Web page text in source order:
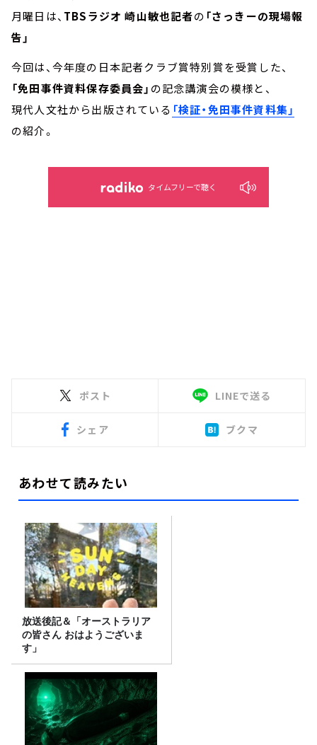
月曜日は、 TBSラジオ 崎山敏也記者の 「さっきーの現場報
告」
今回は、今年度の日本記者クラブ賞特別賞を受賞した、
「免田事件資料保存委員会」 の記念講演会の模様と、
現代人文社から出版されている 「検証・免田事件資料集」
の紹介。
タイムフリーで聴く
ポスト LINEで送る
シェア ブクマ
あわせて読みたい
放送後記＆「オーストラリア
の皆さん おはようございま
す」